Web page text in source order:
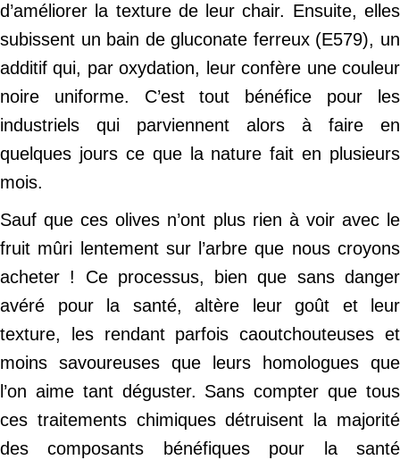
d’améliorer la texture de leur chair. Ensuite, elles
subissent un bain de gluconate ferreux (E579), un
additif qui, par oxydation, leur confère une couleur
noire uniforme. C’est tout bénéfice pour les
industriels qui parviennent alors à faire en
quelques jours ce que la nature fait en plusieurs
mois.
Sauf que ces olives n’ont plus rien à voir avec le
fruit mûri lentement sur l’arbre que nous croyons
acheter ! Ce processus, bien que sans danger
avéré pour la santé, altère leur goût et leur
texture, les rendant parfois caoutchouteuses et
moins savoureuses que leurs homologues que
l’on aime tant déguster. Sans compter que tous
ces traitements chimiques détruisent la majorité
des composants bénéfiques pour la santé